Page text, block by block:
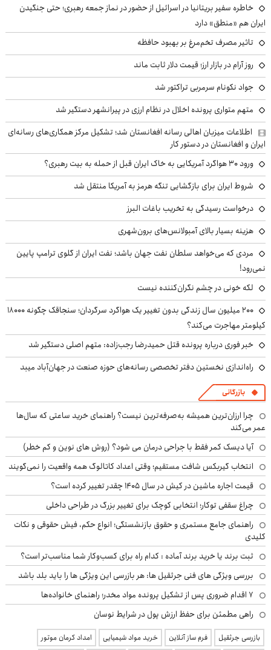
خاطره سفیر بریتانیا در اسرائیل از حضور در نماز جمعه رهبری؛ حتی جنگیدن
ایران هم «منطق» دارد
تاثیر مصرف تخم‌مرغ بر بهبود حافظه
روز آرام در بازار ارز؛ قیمت دلار ثابت ماند
جواد نکونام سرمربی تراکتور شد
متهم متواری پرونده اخلال در نظام ارزی در پیرانشهر دستگیر شد
اطلاعات میزبان اهالی رسانه افغانستان شد؛ تشکیل مرکز همکاری‌های رسانه‌ای
ایران و افغانستان در دستور کار
ورود ۳۰ هواگرد آمریکایی به خاک ایران قبل از حمله به بیت رهبری؟
شروط ایران برای بازگشایی تنگه هرمز به آمریکا منتقل شد
درخواست رسیدگی به تخریب باغات البرز
هزینه بسیار بالای آمبولانس‌های برون‌شهری
مردی که می‌خواهد سلطان نفت جهان باشد؛ نفت ایران از گلوی ترامپ پایین
نمی‌رود!
لکه خونی در چشم نگران‌کننده نیست
۲۰۰ میلیون سال زندگی بدون تغییر یک هواگرد سرگردان؛ سنجاقک‌ چگونه ۱۸۰۰۰
کیلومتر مهاجرت می‌کند؟
خبر فوری درباره پرونده قتل حمیدرضا رجب‌زاده: متهم اصلی دستگیر شد
راه‌اندازی نخستین دفتر تخصصی رسانه‌های حوزه صنعت در جهان‌آباد میبد
بازرگانی
چرا ارزان‌ترین همیشه به‌صرفه‌ترین نیست؟ راهنمای خرید ساعتی که سال‌ها
عمر می‌کند
آیا دیسک کمر فقط با جراحی درمان می شود؟ (روش های نوین و کم خطر)
انتخاب گیربکس شافت مستقیم؛ وقتی اعداد کاتالوگ همه واقعیت را نمی‌گویند
قیمت اجاره ماشین در کیش در سال ۱۴۰۵ چقدر تغییر کرده است؟
چراغ سقفی توکار؛ انتخابی کوچک برای تغییر بزرگ در طراحی داخلی
راهنمای جامع مستمری و حقوق بازنشستگی؛ انواع حکم، فیش حقوقی و نکات
کلیدی
ثبت برند یا خرید برند آماده : کدام راه برای کسب‌وکار شما مناسب‌تر است؟
بررسی ویژگی های فنی جرثقیل ها: هر بازرسی این ویژگی ها را باید بلد باشد
۷ اقدام ضروری پس از تشکیل پرونده مواد مخدر؛ راهنمای خانواده‌ها
راهی مطمئن برای حفظ ارزش پول در شرایط نوسان
بازرسی جرثقیل فرم ساز آنلاین خرید مواد شیمیایی امداد کرمان موتور